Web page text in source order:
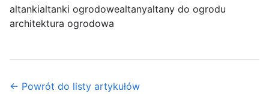
altankialtanki ogrodowealtanyaltany do ogrodu
architektura ogrodowa
← Powrót do listy artykułów